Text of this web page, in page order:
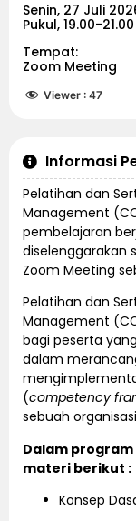
Senin, 27 Juli
Pukul, 19.00-
Tempat:
Zoom Meeting
Viewer : 47
Informasi
Pelatihan dan
Management
pembelajaran
diselenggarakan
Zoom Meeting
Pelatihan dan
Management
bagi peserta
dalam
(competency
sebuah
Dalam
materi berikut :
Konsep